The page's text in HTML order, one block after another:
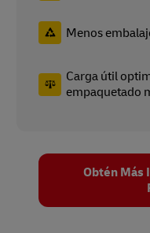
Menos
Carga útil
empaquetado
Obtén Más